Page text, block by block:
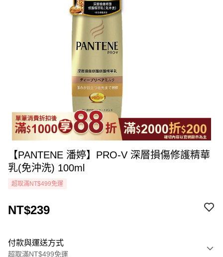
【PANTENE 潘婷】PRO-V 深層損傷修護精華
乳(免沖洗) 100ml
超取滿NT$499免運
NT$239
付款與運送方式
超取滿NT$499免運